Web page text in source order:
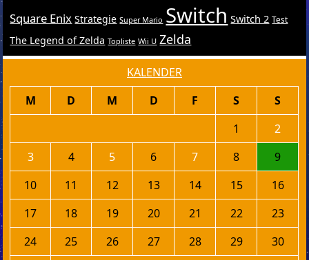
Square Enix Strategie Super Mario Switch Switch 2 Test
The Legend of Zelda Topliste Wii U Zelda
KALENDER
M D M D F S
S
1
2
3
4 5 6 7 8
9
10
11 12 13 14 15
16
17
18 19 20 21 22
23
24
25 26 27 28 29
30